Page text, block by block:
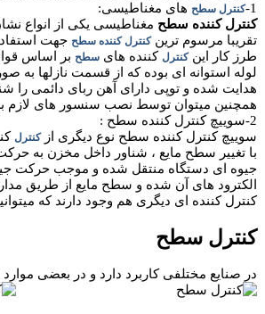
1- کنترل سطح های مغناطیسی:
کنترل کننده سطح مغناطیسی یکی از انواع
تقریبا مرسوم ترینکنترل کننده سطح جهت
طرز کار اینکنترل کننده های سطح بر اساس
لوله استوانه ای بوده که از قسمت نازلها
هدایت شده و توپی دارای آهن ربای دائمی را
همچنین میتوان توسط نصب سنسور های لازم
2-سوییچ کنترل کننده سطح :
سوییچ کنترل کننده سطح نوع دیگری ازکنترل
با تغییر سطح مایع ، شناور داخل مخزن به
جیوه ای دستگاه منتقل شده و موجب حرکت
الکترود های آن شده و سطح مایع از طریق
کنترل کننده ای دیگری هم وجود دارند که
کنترل سطح
در صنایع مختلفی کاربرد دارد و در بعضی